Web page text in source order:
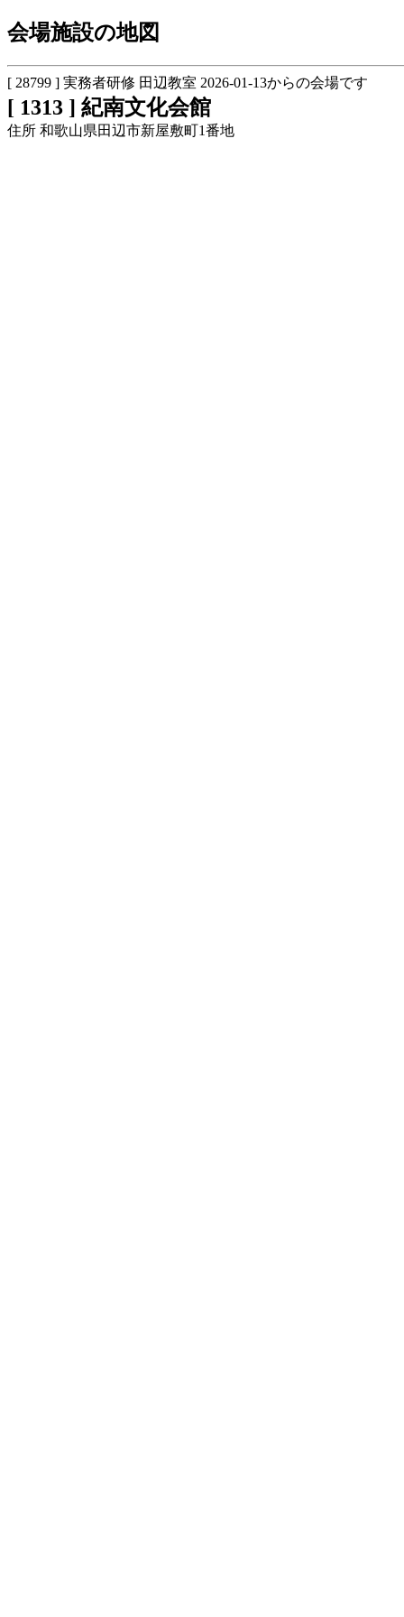
会場施設の地図
[ 28799 ] 実務者研修 田辺教室 2026-01-13からの会場です
[ 1313 ] 紀南文化会館
住所 和歌山県田辺市新屋敷町1番地